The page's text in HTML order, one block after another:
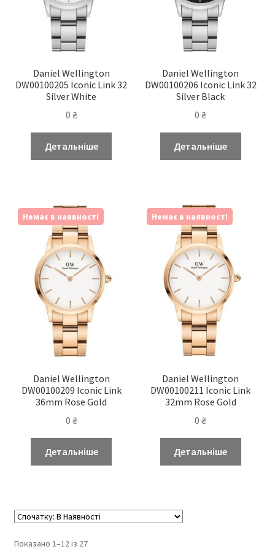
Daniel Wellington
DW00100205 Iconic Link 32
Silver White
0 ₴
Детальніше
Daniel Wellington
DW00100206 Iconic Link 32
Silver Black
0₴
Детальніше
Немає в наявності
Daniel Wellington
DW00100209 Iconic Link
36mm Rose Gold
0 ₴
Детальніше
Немає в наявності
Daniel Wellington
DW00100211 Iconic Link
32mm Rose Gold
0₴
Детальніше
Показано 1–12 із 27